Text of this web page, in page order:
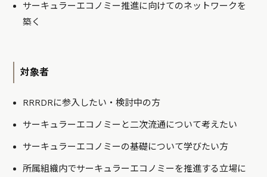
サーキュラーエコノミー推進に向けてのネットワークを
築く
対象者
RRRDRに参入したい・検討中の方
サーキュラーエコノミーと二次流通について考えたい
サーキュラーエコノミーの基礎について学びたい方
所属組織内でサーキュラーエコノミーを推進する立場に